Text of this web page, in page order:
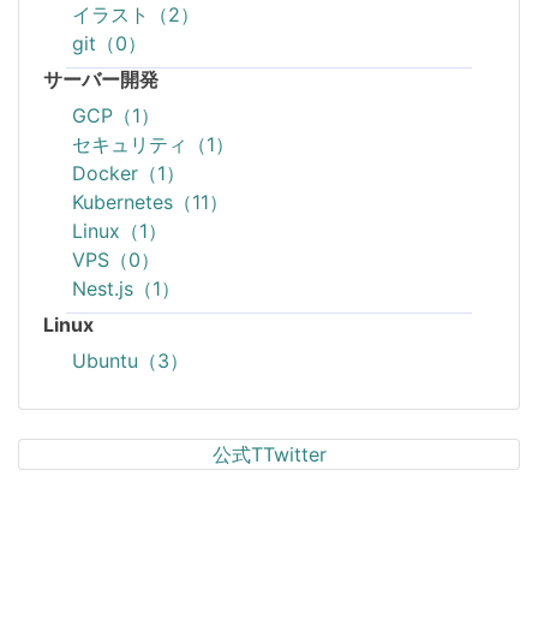
イラスト（2）
git（0）
サーバー開発
GCP（1）
セキュリティ（1）
Docker（1）
Kubernetes（11）
Linux（1）
VPS（0）
Nest.js（1）
Linux
Ubuntu（3）
公式TTwitter